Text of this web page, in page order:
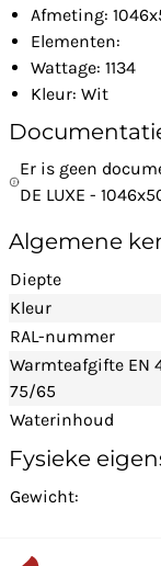
Afmeting:
Elementen:
Wattage: 1134
Kleur: Wit
Er is geen
DE LUXE -
Algemene
Diepte
Kleur
RAL-nummer
Warmteafgifte EN
75/65
Waterinhoud
Fysieke
Gewicht: